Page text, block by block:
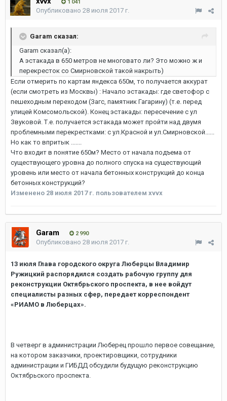
1 041
Опубликовано 28 июля 2017 г.
Garam сказал:
Garam сказал(а):
А эстакада в 650 метров не многовато ли? Это можно ж и
перекресток со Смирновской такой накрыть)
Если отмерить по картам яндекса 650м, то получается аккурат
(если смотреть из Москвы) : Начало эстакады: где светофор с
пешеходным переходом (Загс, памятник Гагарину) (т.е. перед
улицей Комсомольской). Конец эстакады: пересечение с ул
Звуковой. Т.е. получается эстакада может пройти над двумя
проблемными перекрестками: с ул.Красной и ул.Смирновской......
Но как то впритык .......
Что входит в понятие 650м? Место от начала подъема от
существующего уровна до полного спуска на существующий
уровень или место от начала бетонных конструкций до конца
бетонных конструкций?
Изменено 28 июля 2017 г. пользователем xvvx
Garam 2 990
Опубликовано 28 июля 2017 г.
13 июля Глава городского округа Люберцы Владимир
Ружицкий распорядился создать рабочую группу для
реконструкции Октябрьского проспекта, в нее войдут
специалисты разных сфер, передает корреспондент
«РИАМО в Люберцах».
В четверг в администрации Люберец прошло первое совещание,
на котором заказчики, проектировщики, сотрудники
администрации и ГИБДД обсудили будущую реконструкцию
Октябрьского проспекта.